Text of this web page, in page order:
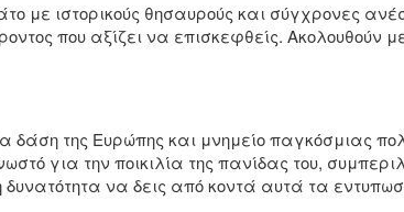
με ιστορικούς θησαυρούς και σύγχρονες
που αξίζει να επισκεφθείς. Ακολουθούν
της Ευρώπης και μνημείο παγκόσμιας
για την ποικιλία της πανίδας του,
να δεις από κοντά αυτά τα